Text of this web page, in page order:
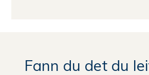
Fann du det du